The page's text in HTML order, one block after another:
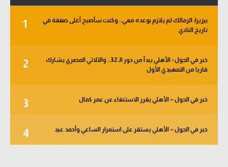
1
بيزيرا: الزمالك لم يلتزم بوعده معي.. وكنت سأصبح أغلى صفقة في
تاريخ النادي
2
خبر في الجول - الأهلي يبدأ من دور الـ 32.. والثلاثي المصري يشارك
قاريا من التمهيدي الأول
3 خبر في الجول – الأهلي يقرر الاستنغاء عن عمر كمال
4 خبر في الجول – الأهلي يستقر على استمرار الساعي وأحمد عيد